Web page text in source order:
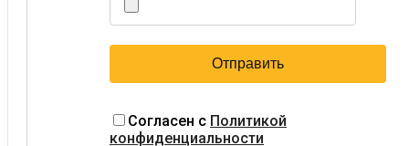
Согласен с Политикой
конфиденциальности